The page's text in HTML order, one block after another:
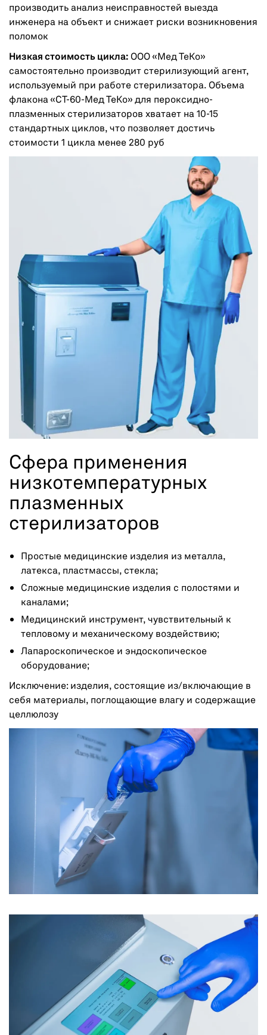
производить анализ неисправностей выезда
инженера на объект и снижает риски возникновения
поломок
Низкая стоимость цикла: ООО «Мед ТеКо»
самостоятельно производит стерилизующий агент,
используемый при работе стерилизатора. Объема
флакона «СТ-60-Мед ТеКо» для пероксидно-
плазменных стерилизаторов хватает на 10-15
стандартных циклов, что позволяет достичь
стоимости 1 цикла менее 280 руб
Сфера применения
низкотемпературных
плазменных
стерилизаторов
Простые медицинские изделия из металла,
латекса, пластмассы, стекла;
Сложные медицинские изделия с полостями и
каналами;
Медицинский инструмент, чувствительный к
тепловому и механическому воздействию;
Лапароскопическое и эндоскопическое
оборудование;
Исключение: изделия, состоящие из/включающие в
себя материалы, поглощающие влагу и содержащие
целлюлозу